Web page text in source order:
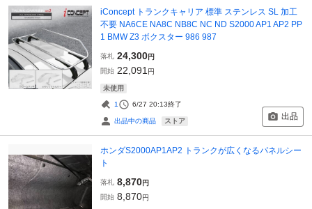
iConcept トランクキャリア 標準 ステンレス SL 加工
不要 NA6CE NA8C NB8C NC ND S2000 AP1 AP2 PP
1 BMW Z3 ボクスター 986 987
落札 24,300円
開始 22,091 円
未使用
1 6/27 20:13終了
出品中の商品 ストア 出品
ホンダS2000AP1AP2 トランクが広くなるパネルシー
ト
落札 8,870円
開始 8,870円